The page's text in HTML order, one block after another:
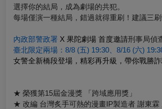
選擇你的結局，成為劇場的共犯。
每場僅演一種結局，錯過就得重刷！建議三
內政部警政署 X 果陀劇場 首度邀請刑事局偵
臺北限定兩場：8/8 (五) 19:30、8/16 (六)
女警全新橋段登場，精彩再升級，帶你戰勝詐
★ 榮獲第15屆金漫獎 「跨域應用獎」
★ 改編 台灣炙手可熱的漫畫IP製造者 謝東霖